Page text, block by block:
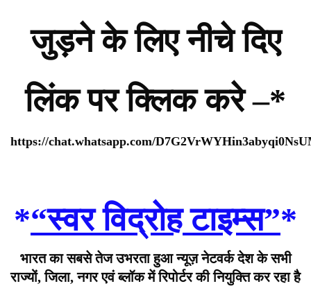
जुड़ने के लिए नीचे दिए
लिंक पर क्लिक करे –*
https://chat.whatsapp.com/
*“स्वर विद्रोह टाइम्स”*
भारत का सबसे तेज उभरता हुआ न्यूज़ नेटवर्क देश के सभी
राज्यों, जिला, नगर एवं ब्लॉक में रिपोर्टर की नियुक्ति कर रहा है